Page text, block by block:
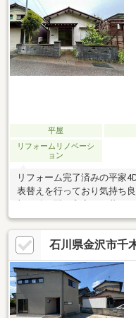
平屋
リフォームリノベーシ
ョン
リフォーム完了済みの平家
表替えを行っており気持ち
まいでご夫婦でゆったり暮
ではの動線の良さも魅力で
間や寝室としても使いやす
可能ですなお、本物件は土
よび土砂災害特別警戒区域
す現地や周辺環境もあわせ
い。価格を抑えて戸建をお
物件です
石川県金沢市千